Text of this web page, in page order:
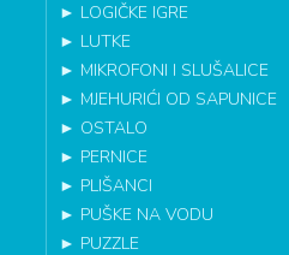
► LOGIČKE IGRE
► LUTKE
► MIKROFONI I SLUŠALICE
► MJEHURIĆI OD SAPUNICE
► OSTALO
► PERNICE
► PLIŠANCI
► PUŠKE NA VODU
► PUZZLE